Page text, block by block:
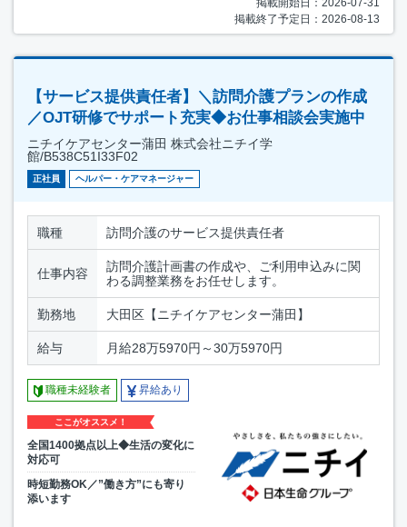
掲載開始日：2026-07-31
掲載終了予定日：2026-08-13
【サービス提供責任者】＼訪問介護プランの作成
／OJT研修でサポート充実◆お仕事相談会実施中
ニチイケアセンター蒲田 株式会社ニチイ学
館/B538C51I33F02
正社員 ヘルパー・ケアマネージャー
職種 訪問介護のサービス提供責任者
仕事内容
訪問介護計画書の作成や、ご利用申込みに関
わる調整業務をお任せします。
勤務地 大田区【ニチイケアセンター蒲田】
給与 月給28万5970円～30万5970円
職種未経験者 昇給あり
ここがオススメ！
全国1400拠点以上◆生活の変化に
対応可
時短勤務OK／”働き方”にも寄り
添います